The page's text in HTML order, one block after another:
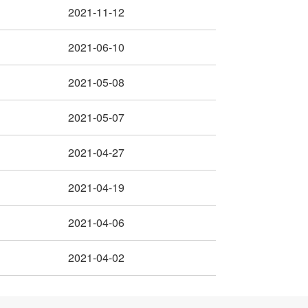
2021-11-12
2021-06-10
2021-05-08
2021-05-07
2021-04-27
2021-04-19
2021-04-06
2021-04-02